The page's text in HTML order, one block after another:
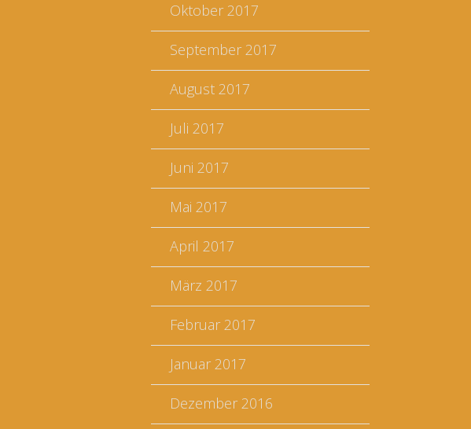
Oktober 2017
September 2017
August 2017
Juli 2017
Juni 2017
Mai 2017
April 2017
März 2017
Februar 2017
Januar 2017
Dezember 2016